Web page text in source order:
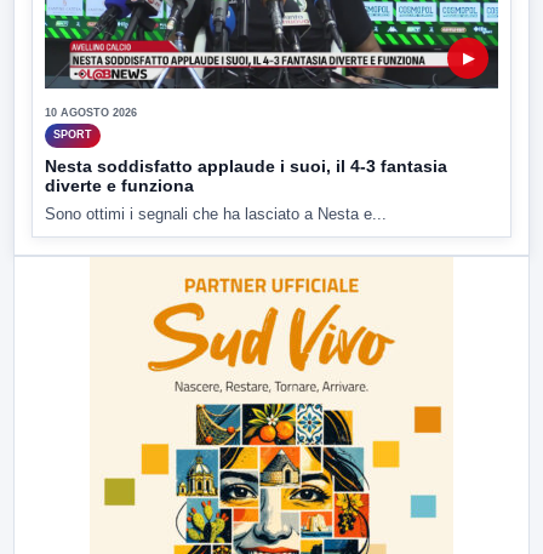
▶
10 AGOSTO 2026
SPORT
Nesta soddisfatto applaude i suoi, il 4-3 fantasia
diverte e funziona
Sono ottimi i segnali che ha lasciato a Nesta e...